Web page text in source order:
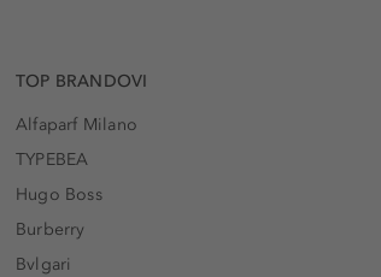
TOP BRANDOVI
Alfaparf Milano
TYPEBEA
Hugo Boss
Burberry
Bvlgari